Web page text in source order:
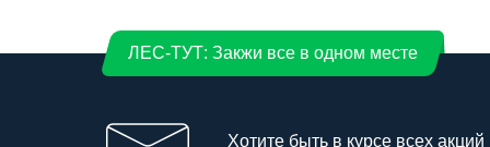
ЛЕС-ТУТ: Закжи все в одном месте
Хотите быть в курсе всех акций